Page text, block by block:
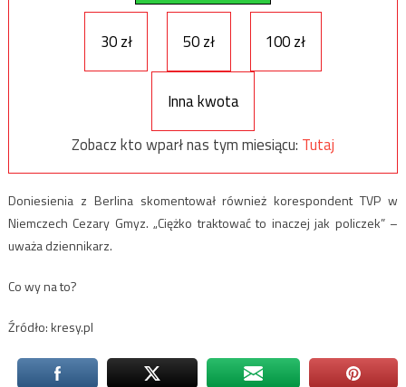
30 zł 50 zł 100 zł
Inna kwota
Zobacz kto wparł nas tym miesiącu: Tutaj
Doniesienia z Berlina skomentował również korespondent TVP w
Niemczech Cezary Gmyz. „Ciężko traktować to inaczej jak policzek” –
uważa dziennikarz.
Co wy na to?
Źródło: kresy.pl